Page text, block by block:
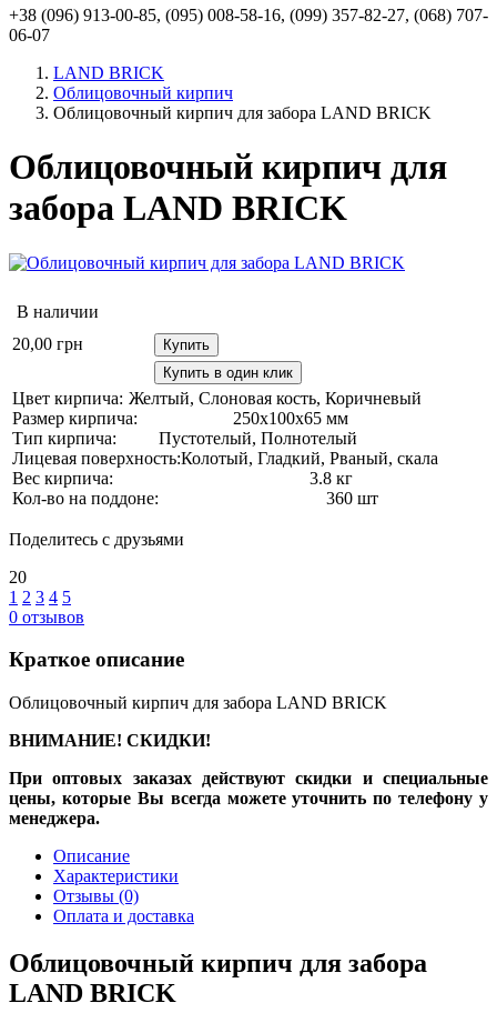
+38 (096) 913-00-85, (095) 008-58-16, (099) 357-82-27, (068) 707-
06-07
LAND BRICK
Облицовочный кирпич
Облицовочный кирпич для забора LAND BRICK
Облицовочный кирпич для
забора LAND BRICK
В наличии
20,00 грн
Купить
Купить в один клик
Цвет кирпича: Желтый, Слоновая кость, Коричневый
Размер кирпича:
250х100х65 мм
Тип кирпича:
Пустотелый, Полнотелый
Лицевая поверхность:Колотый, Гладкий, Рваный, скала
Вес кирпича:
3.8 кг
Кол-во на поддоне:
360 шт
Поделитесь с друзьями
20
1 2 3 4 5
0 отзывов
Краткое описание
Облицовочный кирпич для забора LAND BRICK
ВНИМАНИЕ! СКИДКИ!
При оптовых заказах действуют скидки и специальные
цены, которые Вы всегда можете уточнить по телефону у
менеджера.
Описание
Характеристики
Отзывы (0)
Оплата и доставка
Облицовочный кирпич для забора
LAND BRICK